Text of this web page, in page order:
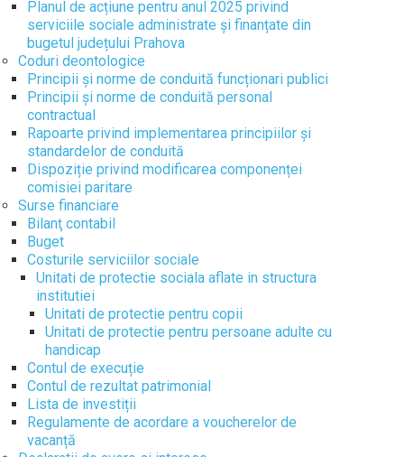
Planul de acțiune pentru anul 2025 privind
serviciile sociale administrate și finanțate din
bugetul județului Prahova
Coduri deontologice
Principii și norme de conduită funcționari publici
Principii și norme de conduită personal
contractual
Rapoarte privind implementarea principiilor și
standardelor de conduită
Dispoziție privind modificarea componenței
comisiei paritare
Surse financiare
Bilanţ contabil
Buget
Costurile serviciilor sociale
Unitati de protectie sociala aflate in structura
institutiei
Unitati de protectie pentru copii
Unitati de protectie pentru persoane adulte cu
handicap
Contul de execuție
Contul de rezultat patrimonial
Lista de investiții
Regulamente de acordare a voucherelor de
vacanță